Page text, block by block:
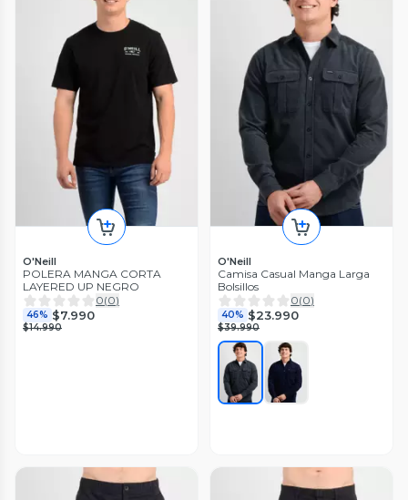
O'Neill
POLERA MANGA CORTA
LAYERED UP NEGRO
0(0)
46% $7.990
$14.990
O'Neill
Camisa Casual Manga Larga
Bolsillos
0(0)
40% $23.990
$39.990